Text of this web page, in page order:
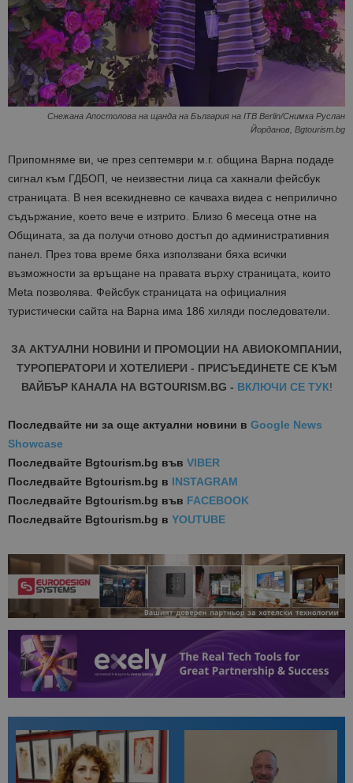
Снежана Апостолова на щанда на България на ITB Berlin/Снимка Руслан
Йорданов, Bgtourism.bg
Припомняме ви, че през септември м.г. община Варна подаде
сигнал към ГДБОП, че неизвестни лица са хакнали фейсбук
страницата. В нея всекидневно се качваха видеа с неприлично
съдържание, което вече е изтрито. Близо 6 месеца отне на
Общината, за да получи отново достъп до административния
панел. През това време бяха използвани бяха всички
възможности за връщане на правата върху страницата, които
Меtа позволява. Фейсбук страницата на официалния
туристически сайта на Варна има 186 хиляди последователи.
ЗА АКТУАЛНИ НОВИНИ И ПРОМОЦИИ НА АВИОКОМПАНИИ,
ТУРОПЕРАТОРИ И ХОТЕЛИЕРИ - ПРИСЪЕДИНЕТЕ СЕ КЪМ
ВАЙБЪР КАНАЛА НА BGTOURISM.BG - ВКЛЮЧИ СЕ ТУК!
Последвайте ни за още актуални новини в Google News
Showcase
Последвайте Bgtourism.bg във VIBER
Последвайте Bgtourism.bg в INSTAGRAM
Последвайте Bgtourism.bg във FACEBOOK
Последвайте Bgtourism.bg в YOUTUBE